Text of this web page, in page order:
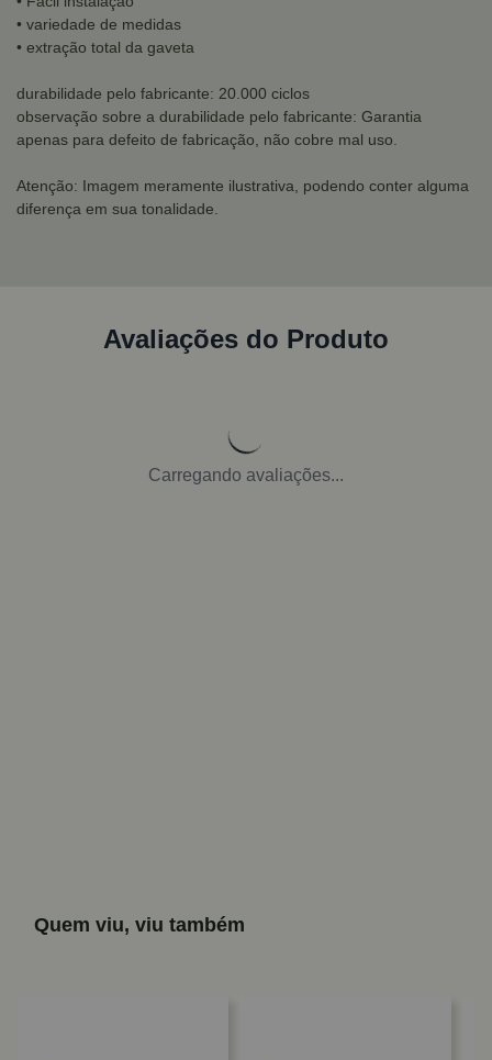
• variedade de medidas
• extração total da gaveta
durabilidade pelo fabricante: 20.000 ciclos
observação sobre a durabilidade pelo fabricante: Garantia
apenas para defeito de fabricação, não cobre mal uso.
Atenção: Imagem meramente ilustrativa, podendo conter alguma
diferença em sua tonalidade.
Avaliações do Produto
Carregando avaliações...
Quem viu, viu também